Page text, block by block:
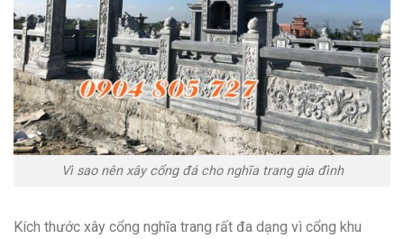
Vì sao nên xây cổng đá cho nghĩa trang gia đình
Kích thước xây cổng nghĩa trang rất đa dạng vì cổng khu